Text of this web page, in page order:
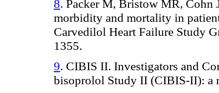
8. Packer M, Bristow MR, Cohn
morbidity and mortality in
Carvedilol Heart Failure Study
1355.
9. CIBIS II. Investigators and
bisoprolol Study II (CIBIS-II): a